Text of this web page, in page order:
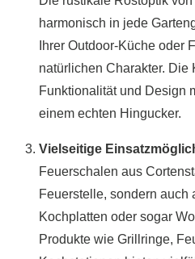
harmonisch in jede
Ihrer Outdoor-Küche oder
natürlichen Charakter. Die
Funktionalität und Design
einem echten Hingucker.
Vielseitige
Feuerschalen aus
Feuerstelle, sondern auch
Kochplatten oder sogar
Produkte wie Grillringe,